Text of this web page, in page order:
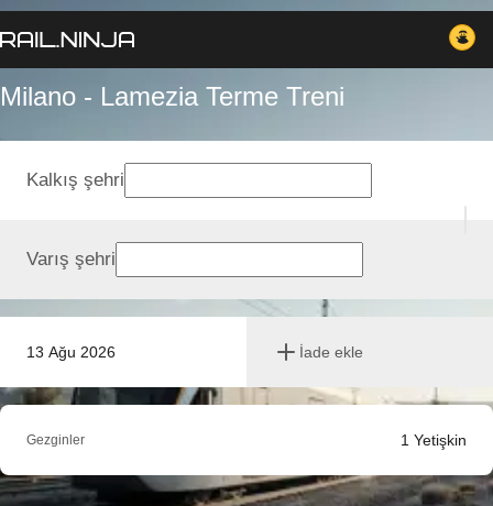
Milano - Lamezia Terme Treni
13 Ağu 2026 İade ekle
Kalkış şehri
Varış şehri
Gezginler 1 Yetişkin